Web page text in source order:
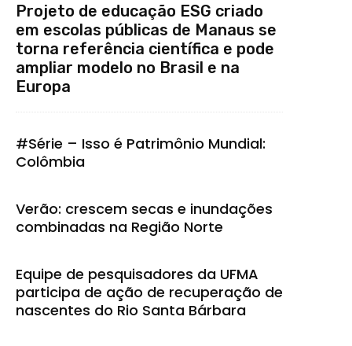
Projeto de educação ESG criado
em escolas públicas de Manaus se
torna referência científica e pode
ampliar modelo no Brasil e na
Europa
#Série – Isso é Patrimônio Mundial:
Colômbia
Verão: crescem secas e inundações
combinadas na Região Norte
Equipe de pesquisadores da UFMA
participa de ação de recuperação de
nascentes do Rio Santa Bárbara